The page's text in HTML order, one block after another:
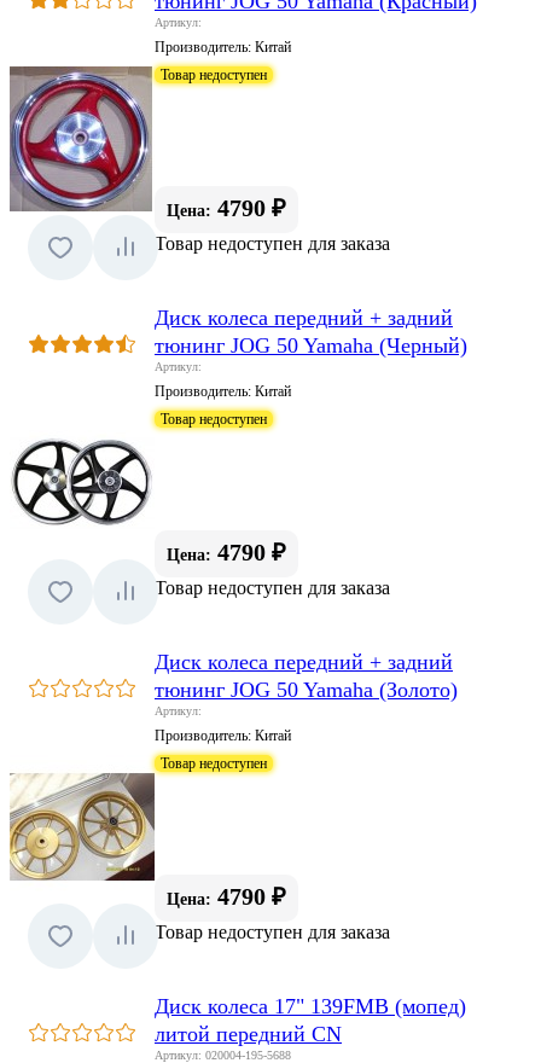
Артикул:
Производитель: Китай
Товар недоступен
Цена: 4790 ₽
Товар недоступен для заказа
Диск колеса передний + задний
тюнинг JOG 50 Yamaha (Черный)
Артикул:
Производитель: Китай
Товар недоступен
Цена: 4790 ₽
Товар недоступен для заказа
Диск колеса передний + задний
тюнинг JOG 50 Yamaha (Золото)
Артикул:
Производитель: Китай
Товар недоступен
Цена: 4790 ₽
Товар недоступен для заказа
Диск колеса 17" 139FMB (мопед)
литой передний CN
Артикул: 020004-195-5688